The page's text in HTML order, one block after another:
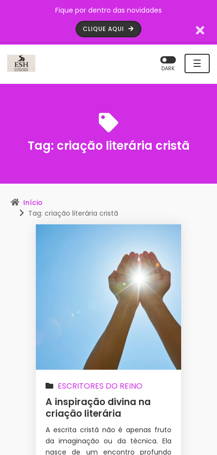
Fique por dentro das novidades
CLIQUE AQUI
☰
DARK
Tag: criação literária cristã
Início
Tag: criação literária cristã
ESCRITORES DO REINO
A inspiração divina na
criação literária
A escrita cristã não é apenas fruto
da imaginação ou da técnica. Ela
nasce de um encontro profundo